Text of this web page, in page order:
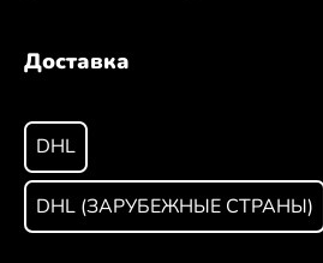
Доставка
DHL
DHL (ЗАРУБЕЖНЫЕ СТРАНЫ)